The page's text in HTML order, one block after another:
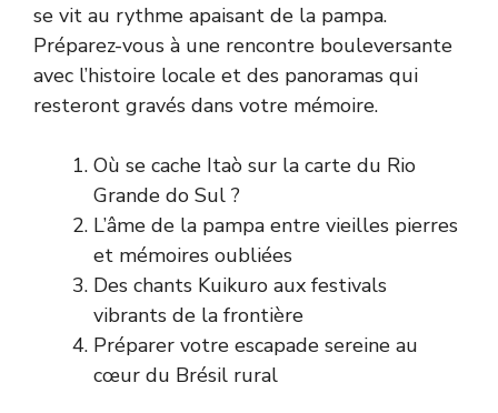
se vit au rythme apaisant de la pampa.
Préparez-vous à une rencontre bouleversante
avec l’histoire locale et des panoramas qui
resteront gravés dans votre mémoire.
Où se cache Itaò sur la carte du Rio
Grande do Sul ?
L’âme de la pampa entre vieilles pierres
et mémoires oubliées
Des chants Kuikuro aux festivals
vibrants de la frontière
Préparer votre escapade sereine au
cœur du Brésil rural